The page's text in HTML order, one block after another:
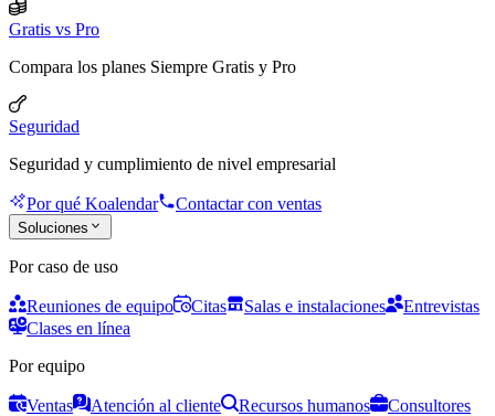
Gratis vs Pro
Compara los planes Siempre Gratis y Pro
Seguridad
Seguridad y cumplimiento de nivel empresarial
Por qué Koalendar Contactar con ventas
Soluciones
Por caso de uso
Reuniones de equipo Citas Salas e instalaciones
Entrevistas
Clases en línea
Por equipo
Ventas Atención al cliente Recursos humanos
Consultores